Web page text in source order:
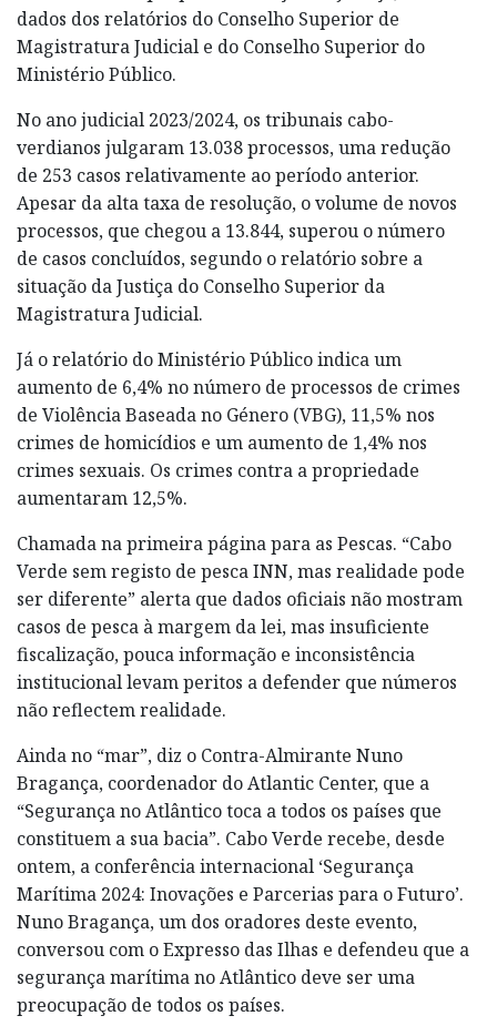
dados dos relatórios do Conselho Superior de
Magistratura Judicial e do Conselho Superior do
Ministério Público.
No ano judicial 2023/2024, os tribunais cabo-
verdianos julgaram 13.038 processos, uma redução
de 253 casos relativamente ao período anterior.
Apesar da alta taxa de resolução, o volume de novos
processos, que chegou a 13.844, superou o número
de casos concluídos, segundo o relatório sobre a
situação da Justiça do Conselho Superior da
Magistratura Judicial.
Já o relatório do Ministério Público indica um
aumento de 6,4% no número de processos de crimes
de Violência Baseada no Género (VBG), 11,5% nos
crimes de homicídios e um aumento de 1,4% nos
crimes sexuais. Os crimes contra a propriedade
aumentaram 12,5%.
Chamada na primeira página para as Pescas. “Cabo
Verde sem registo de pesca INN, mas realidade pode
ser diferente” alerta que dados oficiais não mostram
casos de pesca à margem da lei, mas insuficiente
fiscalização, pouca informação e inconsistência
institucional levam peritos a defender que números
não reflectem realidade.
Ainda no “mar”, diz o Contra-Almirante Nuno
Bragança, coordenador do Atlantic Center, que a
“Segurança no Atlântico toca a todos os países que
constituem a sua bacia”. Cabo Verde recebe, desde
ontem, a conferência internacional ‘Segurança
Marítima 2024: Inovações e Parcerias para o Futuro’.
Nuno Bragança, um dos oradores deste evento,
conversou com o Expresso das Ilhas e defendeu que a
segurança marítima no Atlântico deve ser uma
preocupação de todos os países.